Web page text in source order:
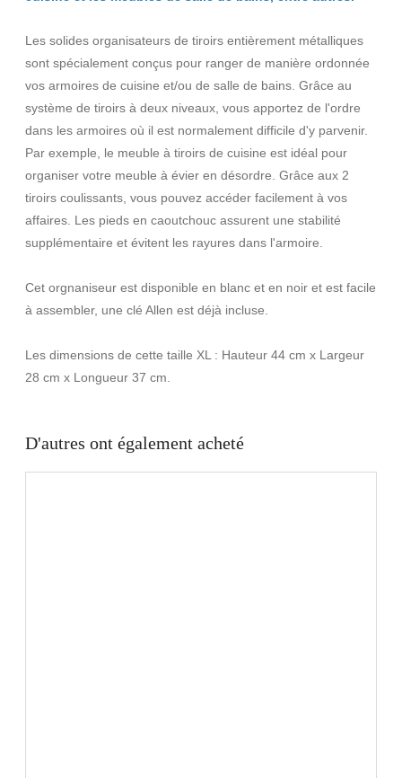
Les solides organisateurs de tiroirs entièrement métalliques
sont spécialement conçus pour ranger de manière ordonnée
vos armoires de cuisine et/ou de salle de bains. Grâce au
système de tiroirs à deux niveaux, vous apportez de l'ordre
dans les armoires où il est normalement difficile d'y parvenir.
Par exemple, le meuble à tiroirs de cuisine est idéal pour
organiser votre meuble à évier en désordre. Grâce aux 2
tiroirs coulissants, vous pouvez accéder facilement à vos
affaires. Les pieds en caoutchouc assurent une stabilité
supplémentaire et évitent les rayures dans l'armoire.
Cet orgnaniseur est disponible en blanc et en noir et est facile
à assembler, une clé Allen est déjà incluse.
Les dimensions de cette taille XL : Hauteur 44 cm x Largeur
28 cm x Longueur 37 cm.
D'autres ont également acheté